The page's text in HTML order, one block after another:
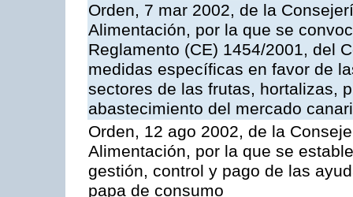
Orden, 7 mar 2002, de la
Alimentación, por la que se
Reglamento (CE) 1454/2001, del
medidas específicas en favor de
sectores de las frutas, hortalizas,
abastecimiento del mercado
Orden, 12 ago 2002, de la
Alimentación, por la que se
gestión, control y pago de las
papa de consumo